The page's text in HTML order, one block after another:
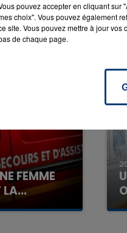
FEMME
LA...
après avoir
pouvez accepter en cliquant sur
choix". Vous pouvez également
site. Vous pouvez mettre à jour
de chaque page.